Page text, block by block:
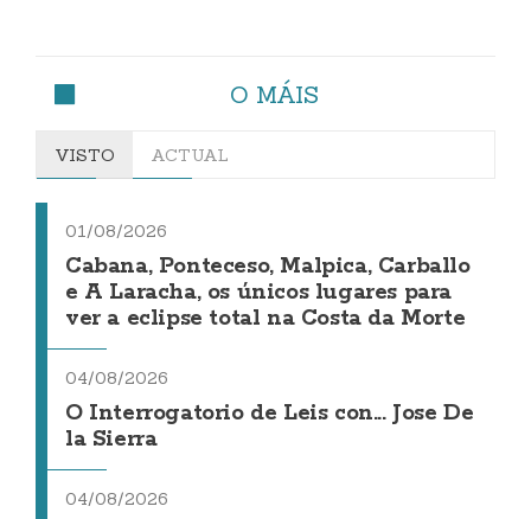
O MÁIS
VISTO ACTUAL
01/08/2026
Cabana, Ponteceso, Malpica, Carballo
e A Laracha, os únicos lugares para
ver a eclipse total na Costa da Morte
04/08/2026
O Interrogatorio de Leis con... Jose De
la Sierra
04/08/2026